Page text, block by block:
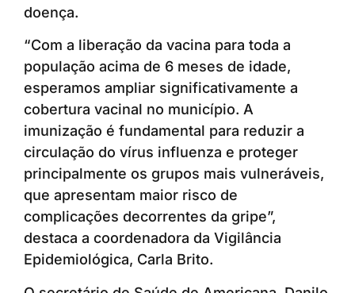
doença.
“Com a liberação da vacina para toda a
população acima de 6 meses de idade,
esperamos ampliar significativamente a
cobertura vacinal no município. A
imunização é fundamental para reduzir a
circulação do vírus influenza e proteger
principalmente os grupos mais vulneráveis,
que apresentam maior risco de
complicações decorrentes da gripe”,
destaca a coordenadora da Vigilância
Epidemiológica, Carla Brito.